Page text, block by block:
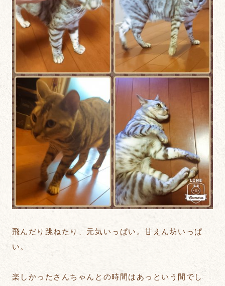
飛んだり跳ねたり、元気いっぱい。甘えん坊いっぱ
い。
楽しかったさんちゃんとの時間はあっという間でし